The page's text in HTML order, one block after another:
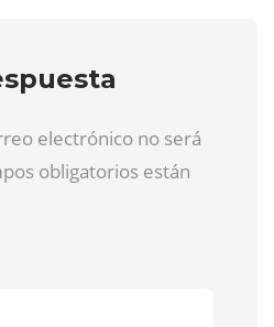
electrónico no será
obligatorios están